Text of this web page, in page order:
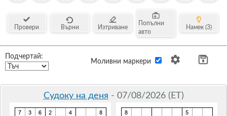
Провери Върни Изтриване
Попълни
авто
Намек (3)
Подчертай:
Моливни маркери
Судоку на деня - 07/08/2026 (ET)